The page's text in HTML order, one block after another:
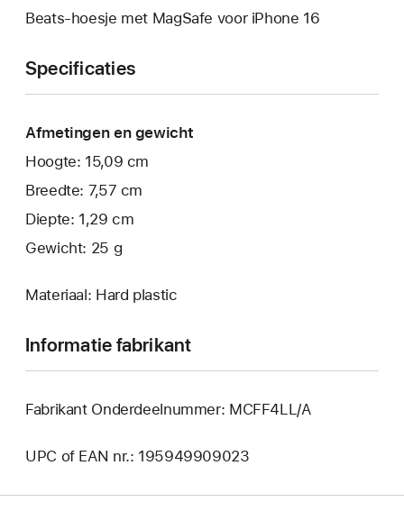
Beats-hoesje met MagSafe voor iPhone 16
Specificaties
Afmetingen en gewicht
Hoogte: 15,09 cm
Breedte: 7,57 cm
Diepte: 1,29 cm
Gewicht: 25 g
Materiaal: Hard plastic
Informatie fabrikant
Fabrikant Onderdeelnummer: MCFF4LL/A
UPC of EAN nr.: 195949909023